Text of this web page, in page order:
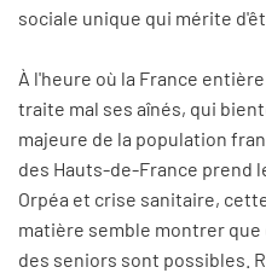
sociale unique qui mérite
À l'heure où la France
traite mal ses aînés, qui
majeure de la population
des Hauts-de-France prend
Orpéa et crise sanitaire,
matière semble montrer
des seniors sont possibles.